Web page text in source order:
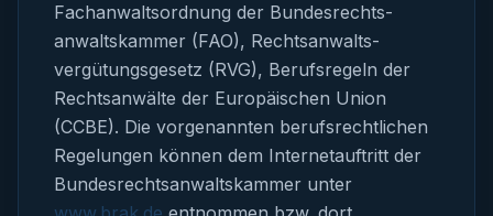
Fachanwaltsordnung der Bundesrechts­
anwaltskammer (FAO), Rechtsanwalts­
vergütungsgesetz (RVG), Berufsregeln der
Rechtsanwälte der Europäischen Union
(CCBE). Die vorgenannten berufsrechtlichen
Regelungen können dem Internetauftritt der
Bundesrechts­anwaltskammer unter